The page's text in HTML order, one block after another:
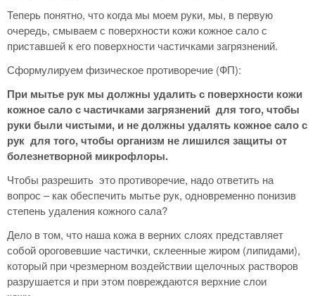
Теперь понятно, что когда мы моем руки, мы, в первую
очередь, смываем с поверхности кожи кожное сало с
приставшей к его поверхности частичками загрязнений.
Сформулируем физическое противоречие (ФП):
При мытье рук мы должны удалить с поверхности кожи
кожное сало с частичками загрязнений для того, чтобы
руки были чистыми, и не должны удалять кожное сало с
рук для того, чтобы организм не лишился защиты от
болезнетворной микрофлоры.
Чтобы разрешить это противоречие, надо ответить на
вопрос – как обеспечить мытье рук, одновременно понизив
степень удаления кожного сала?
Дело в том, что наша кожа в верних слоях представляет
собой ороговевшие частички, склеенные жиром (липидами),
который при чрезмерном воздействии щелочных растворов
разрушается и при этом повреждаются верхние слои